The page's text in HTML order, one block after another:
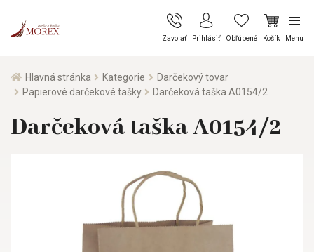
Zavolať Prihlásiť Obľúbené Košík Menu
Hlavná stránka Kategorie
Darčekový tovar
Papierové darčekové tašky
Darčeková taška A0154/2
Darčeková taška A0154/2